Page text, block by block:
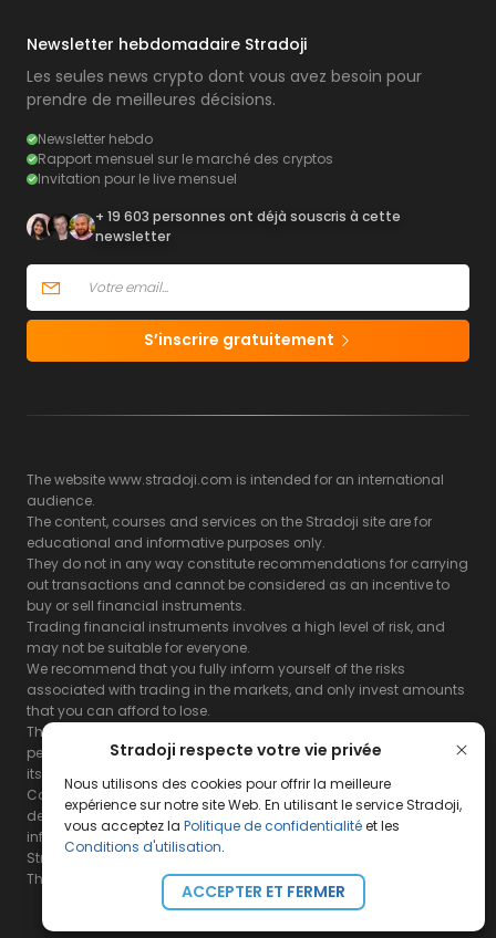
Stradoji respecte votre vie privée
Nous utilisons des cookies pour offrir la meilleure
expérience sur notre site Web. En utilisant le service Stradoji,
vous acceptez la Politique de confidentialitéet les
Conditions d'utilisation.
ACCEPTER ET FERMER
Newsletter hebdomadaire Stradoji
Les seules news crypto dont vous avez besoin pour
prendre de meilleures décisions.
Newsletter hebdo
Rapport mensuel sur le marché des cryptos
Invitation pour le live mensuel
+ 19 603 personnes ont déjà souscris à cette
newsletter
S’inscrire gratuitement
The website www.stradoji.com is intended for an international
audience.
The content, courses and services on the Stradoji site are for
educational and informative purposes only.
They do not in any way constitute recommendations for carrying
out transactions and cannot be considered as an incentive to
buy or sell financial instruments.
Trading financial instruments involves a high level of risk, and
may not be suitable for everyone.
We recommend that you fully inform yourself of the risks
associated with trading in the markets, and only invest amounts
that you can afford to lose.
The Stradoji site does not guarantee the results or the
performance of products based on the information contained on
its site and its servers.
Consequently, the Stradoji site and its publishing company
decline all responsibility in the use that may be made of this
information and the consequences that may result therefrom.
Stradoji Services are not authorized for US citizens or US residents.
The full legal notices areavailable here.